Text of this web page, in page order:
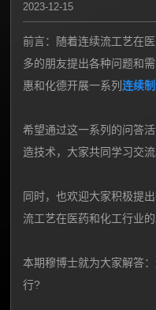
2023-12-15
前言：随着连续流工艺在
多的朋友提出各种问题和
惠和化德开展一系列连续
希望通过这一系列的问答
造技术，大家共同学习交流
同时，也欢迎大家积极提
流工艺在医药和化工行业的
本期穆博士就为大家解答
行?